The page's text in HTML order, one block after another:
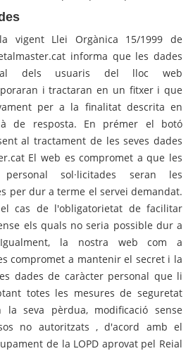
vigent Llei Orgànica 15/1999 de
informa que les dades
dels usuaris del lloc web
i tractaran en un fitxer i que
per a la finalitat descrita en
de resposta. En prémer el botó
al tractament de les seves dades
El web es compromet a que les
sol·licitades seran les
per dur a terme el servei demandat.
cas de l'obligatorietat de facilitar
els quals no seria possible dur a
la nostra web com a
compromet a mantenir el secret i la
dades de caràcter personal que li
totes les mesures de seguretat
la seva pèrdua, modificació sense
no autoritzats , d'acord amb el
de la LOPD aprovat pel Reial